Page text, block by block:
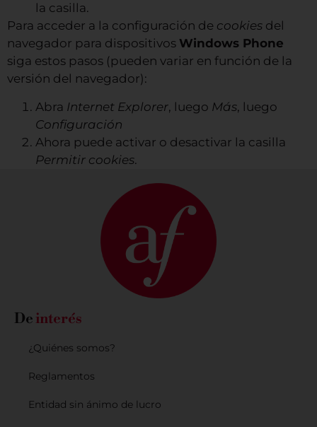
la casilla.
Para acceder a la configuración de cookies del
navegador para dispositivos Windows Phone
siga estos pasos (pueden variar en función de la
versión del navegador):
Abra Internet Explorer, luego Más, luego
Configuración
Ahora puede activar o desactivar la casilla
Permitir cookies.
De interés
¿Quiénes somos?
Reglamentos
Entidad sin ánimo de lucro